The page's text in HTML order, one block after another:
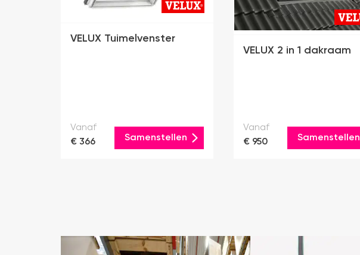
VELUX Tuimelvenster
Vanaf
€ 366
Samenstellen
VELUX 2 in 1 dakraam
Vanaf
€ 950
Samenstellen